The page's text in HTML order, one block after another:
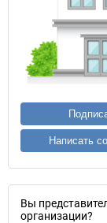
Написать
Вы
организации?